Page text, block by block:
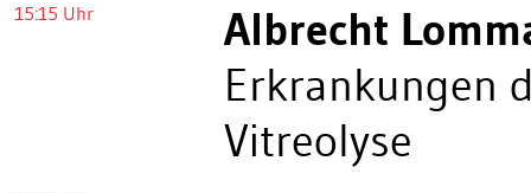
15:15 Uhr
Albrecht
Erkrankungen
Vitreolyse